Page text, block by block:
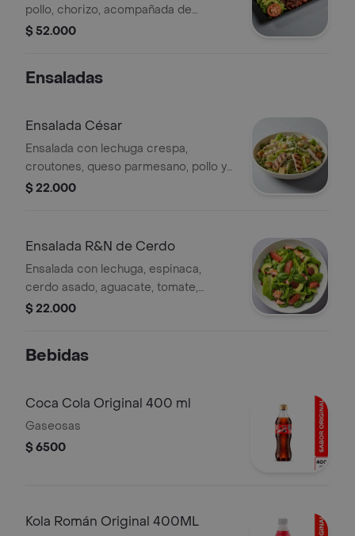
pollo, chorizo, acompañada de
patacones, yuca, ensalada de la casa,
$ 52.000
Ensaladas
Ensalada César
Ensalada con lechuga crespa,
croutones, queso parmesano, pollo y
aderezo césar de la casa.
$ 22.000
Ensalada R&N de Cerdo
Ensalada con lechuga, espinaca,
cerdo asado, aguacate, tomate,
cebolla roja y aderezo de mostaza y
$ 22.000
Bebidas
Coca Cola Original 400 ml
Gaseosas
$ 6500
Kola Román Original 400ML